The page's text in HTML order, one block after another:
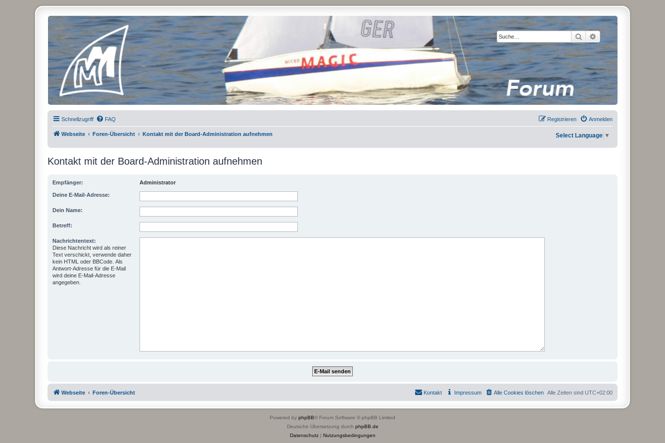
Suche Erweiterte Suche
Micro Magic Forum Deutschland
Schnellzugriff FAQ Anmelden
Registrieren
Webseite Foren-Übersicht Kontakt mit der Board-Administration aufnehmen Select Language ▼
Kontakt mit der Board-Administration aufnehmen
Empfänger: Administrator
Deine E-Mail-Adresse:
Dein Name:
Betreff:
Nachrichtentext:
Diese Nachricht wird als reiner
Text verschickt, verwende daher
kein HTML oder BBCode. Als
Antwort-Adresse für die E-Mail
wird deine E-Mail-Adresse
angegeben.
Webseite Foren-Übersicht Alle Zeiten sind UTC+02:00
Alle Cookies löschen
Impressum
Kontakt
Powered by phpBB® Forum Software © phpBB Limited
Deutsche Übersetzung durch phpBB.de
Datenschutz| Nutzungsbedingungen